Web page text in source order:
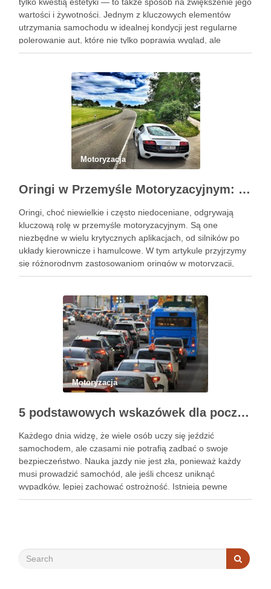
wartości i żywotności. Jednym z kluczowych elementów
utrzymania samochodu w idealnej kondycji jest regularne
polerowanie aut, które nie tylko poprawia wygląd, ale
również chroni lakier. Poniżej znajdziesz kompleksowy
Motoryzacja
Oringi w Przemyśle Motoryzacyjnym: Kluczowe Zastosowania i Specyficzne Wymagania
Oringi, choć niewielkie i często niedoceniane, odgrywają
kluczową rolę w przemyśle motoryzacyjnym. Są one
niezbędne w wielu krytycznych aplikacjach, od silników po
układy kierownicze i hamulcowe. W tym artykule przyjrzymy
się różnorodnym zastosowaniom oringów w motoryzacji,
analizując ich kluczowe role i specyficzne wymagania.
Motoryzacja
5 podstawowych wskazówek dla początkujących, jak nauczyć się bezpieczeństwa jazdy samochodem
Każdego dnia widzę, że wiele osób uczy się jeździć
samochodem, ale czasami nie potrafią zadbać o swoje
bezpieczeństwo. Nauka jazdy nie jest zła, ponieważ każdy
musi prowadzić samochód, ale jeśli chcesz uniknąć
wypadków, lepiej zachować ostrożność. Istnieją pewne
wskazówki, które sprawią, że nauka bezpieczeństwa